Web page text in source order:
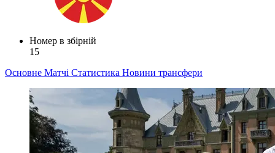
Номер в збірній
15
Основне Матчі Статистика Новини трансфери